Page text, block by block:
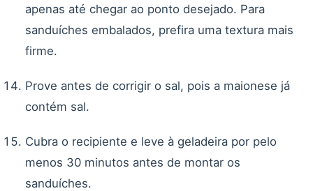
apenas até chegar ao ponto desejado. Para
sanduíches embalados, prefira uma textura mais
firme.
Prove antes de corrigir o sal, pois a maionese já
contém sal.
Cubra o recipiente e leve à geladeira por pelo
menos 30 minutos antes de montar os
sanduíches.